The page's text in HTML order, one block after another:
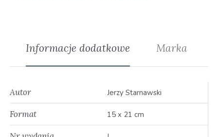
Informacje dodatkowe Marka
Autor Jerzy Starnawski
Format 15 x 21 cm